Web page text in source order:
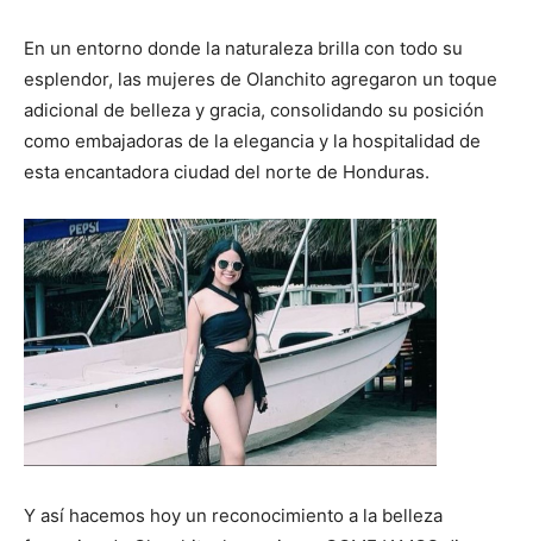
En un entorno donde la naturaleza brilla con todo su
esplendor, las mujeres de Olanchito agregaron un toque
adicional de belleza y gracia, consolidando su posición
como embajadoras de la elegancia y la hospitalidad de
esta encantadora ciudad del norte de Honduras.
Y así hacemos hoy un reconocimiento a la belleza